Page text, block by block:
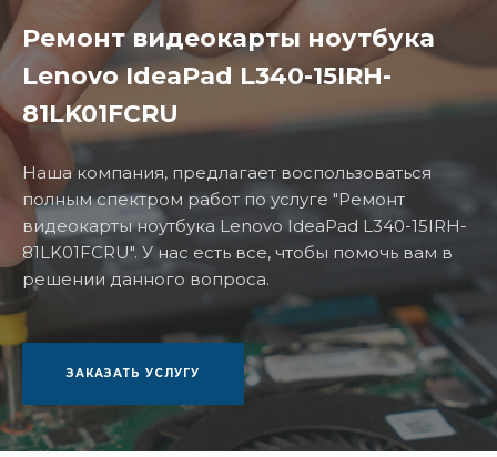
Ремонт видеокарты ноутбука
Lenovo IdeaPad L340-15IRH-
81LK01FCRU
Наша компания, предлагает воспользоваться
полным спектром работ по услуге "Ремонт
видеокарты ноутбука Lenovo IdeaPad L340-15IRH-
81LK01FCRU". У нас есть все, чтобы помочь вам в
решении данного вопроса.
ЗАКАЗАТЬ УСЛУГУ